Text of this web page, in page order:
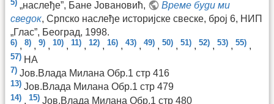
5) „наслеђе”, Бане Јовановић,
Време буди ми
сведок, Српско наслеђе историјске свеске, број 6, НИП
„Глас”, Београд, 1998.
6) , 8) , 9) , 10) , 11) , 12) , 16) , 43) , 49) , 50) , 51) , 52) , 53) , 55) ,
57) НА
7) Јов.Влада Милана Обр.1 стр 416
13) Јов.Влада Милана Обр.1 стр 479
14) , 15) Јов.Влада Милана Обр.1 стр 480